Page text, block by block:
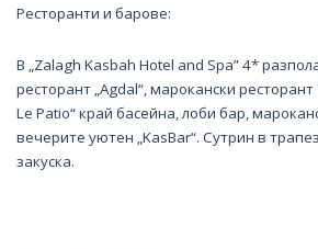
Ресторанти и барове:
В „Zalagh Kasbah Hotel and Spa” 4*
ресторант „Agdal“, марокански
Le Patio“ край басейна, лоби бар,
вечерите уютен „KasBar“. Сутрин в
закуска.